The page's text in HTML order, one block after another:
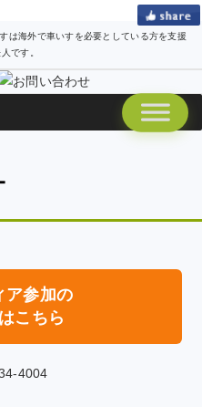
は海外で車いすを必要としている方を支援
です。
ア参加の
こちら